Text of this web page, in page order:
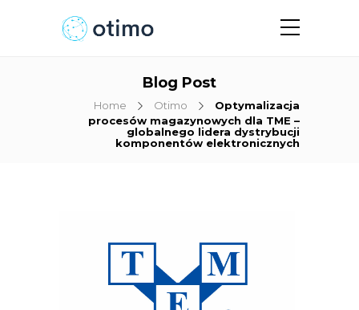
Blog Post
Home Otimo
Optymalizacja
procesów magazynowych dla TME –
globalnego lidera dystrybucji
komponentów elektronicznych